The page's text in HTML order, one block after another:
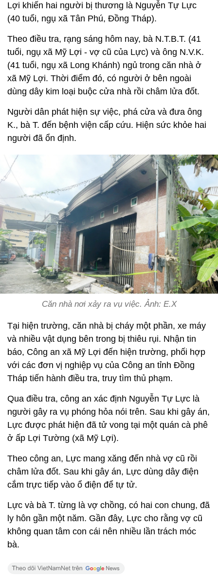
Lợi khiến hai người bị thương là Nguyễn Tự Lực
(40 tuổi, ngụ xã Tân Phú, Đồng Tháp).
Theo điều tra, rạng sáng hôm nay, bà N.T.B.T. (41
tuổi, ngụ xã Mỹ Lợi - vợ cũ của Lực) và ông N.V.K.
(41 tuổi, ngụ xã Long Khánh) ngủ trong căn nhà ở
xã Mỹ Lợi. Thời điểm đó, có người ở bên ngoài
dùng dây kim loại buộc cửa nhà rồi châm lửa đốt.
Người dân phát hiện sự việc, phá cửa và đưa ông
K., bà T. đến bệnh viện cấp cứu. Hiện sức khỏe hai
người đã ổn định.
Căn nhà nơi xảy ra vụ việc. Ảnh: E.X
Tại hiện trường, căn nhà bị cháy một phần, xe máy
và nhiều vật dụng bên trong bị thiêu rụi. Nhận tin
báo, Công an xã Mỹ Lợi đến hiện trường, phối hợp
với các đơn vị nghiệp vụ của Công an tỉnh Đồng
Tháp tiến hành điều tra, truy tìm thủ phạm.
Qua điều tra, công an xác định Nguyễn Tự Lực là
người gây ra vụ phóng hỏa nói trên. Sau khi gây án,
Lực được phát hiện đã tử vong tại một quán cà phê
ở ấp Lợi Tường (xã Mỹ Lợi).
Theo công an, Lực mang xăng đến nhà vợ cũ rồi
châm lửa đốt. Sau khi gây án, Lực dùng dây điện
cắm trực tiếp vào ổ điện để tự tử.
Lực và bà T. từng là vợ chồng, có hai con chung, đã
ly hôn gần một năm. Gần đây, Lực cho rằng vợ cũ
không quan tâm con cái nên nhiều lần trách móc
bà.